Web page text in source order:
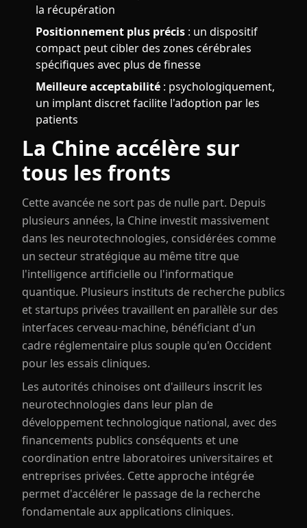
la récupération
Positionnement plus précis : un dispositif
compact peut cibler des zones cérébrales
spécifiques avec plus de finesse
Meilleure acceptabilité : psychologiquement,
un implant discret facilite l'adoption par les
patients
La Chine accélère sur
tous les fronts
Cette avancée ne sort pas de nulle part. Depuis
plusieurs années, la Chine investit massivement
dans les neurotechnologies, considérées comme
un secteur stratégique au même titre que
l'intelligence artificielle ou l'informatique
quantique. Plusieurs instituts de recherche publics
et startups privées travaillent en parallèle sur des
interfaces cerveau-machine, bénéficiant d'un
cadre réglementaire plus souple qu'en Occident
pour les essais cliniques.
Les autorités chinoises ont d'ailleurs inscrit les
neurotechnologies dans leur plan de
développement technologique national, avec des
financements publics conséquents et une
coordination entre laboratoires universitaires et
entreprises privées. Cette approche intégrée
permet d'accélérer le passage de la recherche
fondamentale aux applications cliniques.